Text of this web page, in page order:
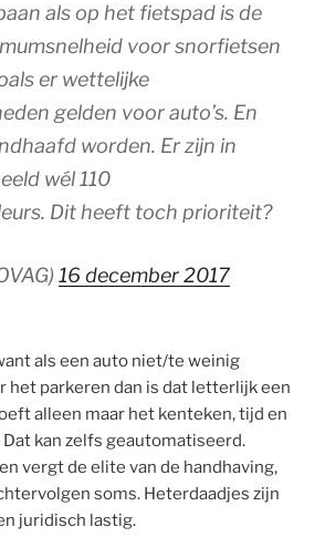
als op het fietspad is de
voor snorfietsen
er wettelijke
gelden voor auto’s. En
worden. Er zijn in
wél 110
Dit heeft toch prioriteit?
16 december 2017
als een auto niet/te weinig
het parkeren dan is dat letterlijk een
alleen maar het kenteken, tijd en
kan zelfs geautomatiseerd.
vergt de elite van de handhaving,
soms. Heterdaadjes zijn
juridisch lastig.